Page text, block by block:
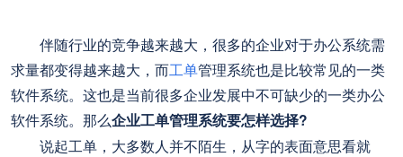
伴随行业的竞争越来越大，很多的企业对于办公系统需
求量都变得越来越大，而工单管理系统也是比较常见的一类
软件系统。这也是当前很多企业发展中不可缺少的一类办公
软件系统。那么企业工单管理系统要怎样选择?
说起工单，大多数人并不陌生，从字的表面意思看就